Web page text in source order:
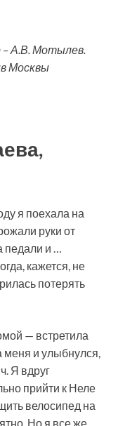
– А.В. Мотылев.
Москвы
я поехала на
руки от
педали и …
кажется, не
потерять
— встретила
меня и улыбнулся,
Я вдруг
прийти к Неле
велосипед на
Но я все же